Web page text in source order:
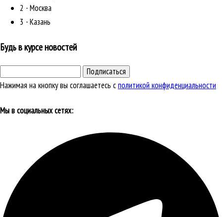
2 - Москва
3 - Казань
Будь в курсе новостей
Подписаться
Нажимая на кнопку вы соглашаетесь сполитикой конфиденциальности
Мы в социальных сетях: